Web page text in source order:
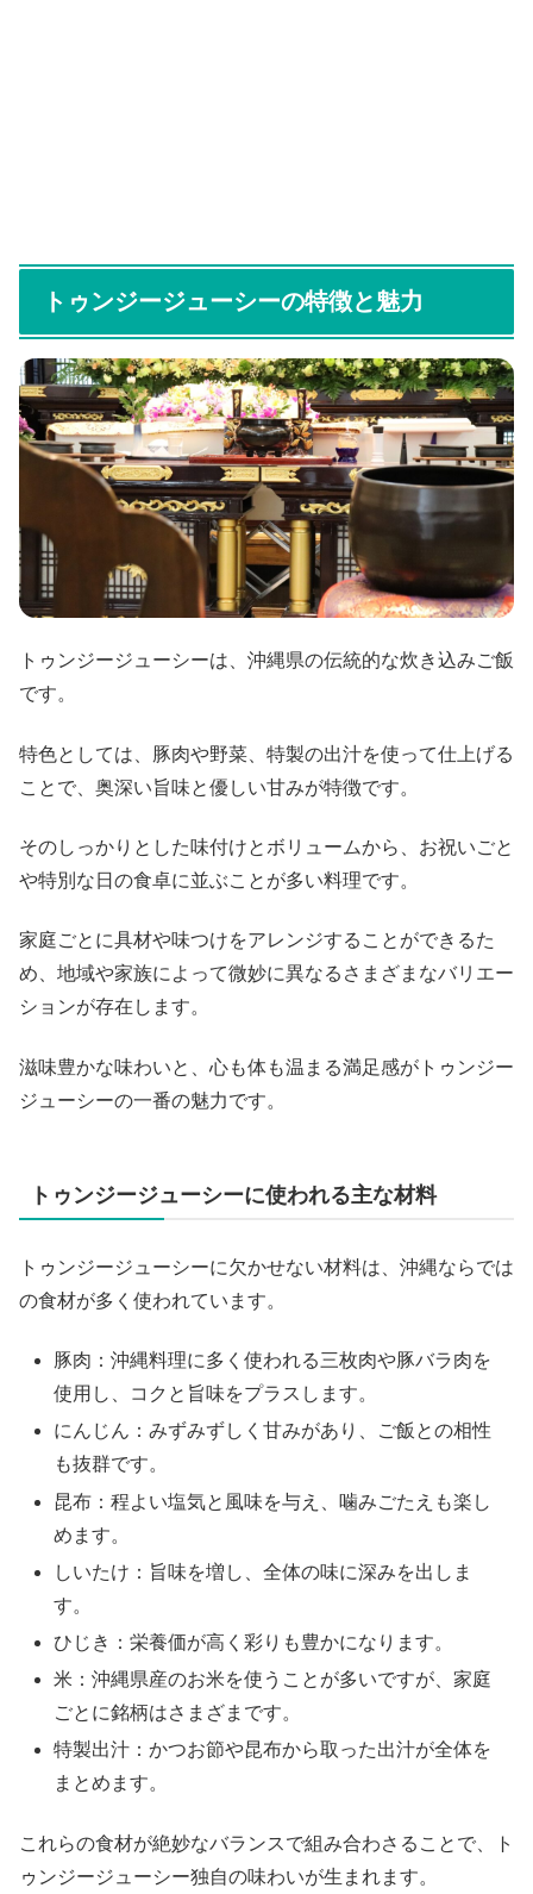
トゥンジージューシーの特徴と魅力
トゥンジージューシーは、沖縄県の伝統的な炊き込みご飯
です。
特色としては、豚肉や野菜、特製の出汁を使って仕上げる
ことで、奥深い旨味と優しい甘みが特徴です。
そのしっかりとした味付けとボリュームから、お祝いごと
や特別な日の食卓に並ぶことが多い料理です。
家庭ごとに具材や味つけをアレンジすることができるた
め、地域や家族によって微妙に異なるさまざまなバリエー
ションが存在します。
滋味豊かな味わいと、心も体も温まる満足感がトゥンジー
ジューシーの一番の魅力です。
トゥンジージューシーに使われる主な材料
トゥンジージューシーに欠かせない材料は、沖縄ならでは
の食材が多く使われています。
豚肉：沖縄料理に多く使われる三枚肉や豚バラ肉を
使用し、コクと旨味をプラスします。
にんじん：みずみずしく甘みがあり、ご飯との相性
も抜群です。
昆布：程よい塩気と風味を与え、噛みごたえも楽し
めます。
しいたけ：旨味を増し、全体の味に深みを出しま
す。
ひじき：栄養価が高く彩りも豊かになります。
米：沖縄県産のお米を使うことが多いですが、家庭
ごとに銘柄はさまざまです。
特製出汁：かつお節や昆布から取った出汁が全体を
まとめます。
これらの食材が絶妙なバランスで組み合わさることで、ト
ゥンジージューシー独自の味わいが生まれます。